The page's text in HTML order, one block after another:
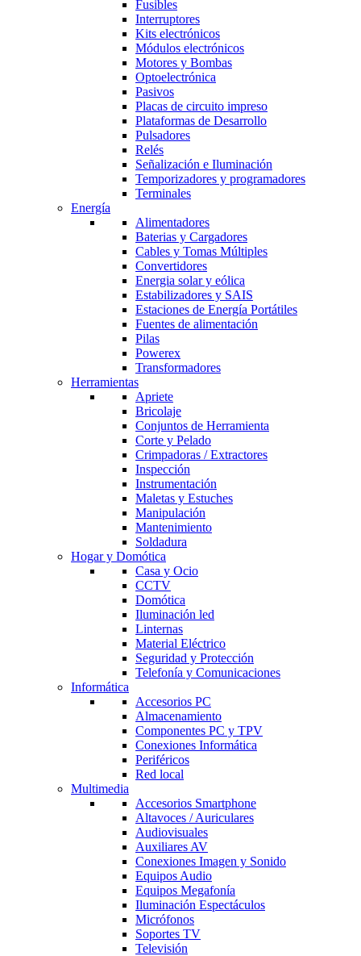
Fusibles
Interruptores
Kits electrónicos
Módulos electrónicos
Motores y Bombas
Optoelectrónica
Pasivos
Placas de circuito impreso
Plataformas de Desarrollo
Pulsadores
Relés
Señalización e Iluminación
Temporizadores y programadores
Terminales
Energía
Alimentadores
Baterias y Cargadores
Cables y Tomas Múltiples
Convertidores
Energia solar y eólica
Estabilizadores y SAIS
Estaciones de Energía Portátiles
Fuentes de alimentación
Pilas
Powerex
Transformadores
Herramientas
Apriete
Bricolaje
Conjuntos de Herramienta
Corte y Pelado
Crimpadoras / Extractores
Inspección
Instrumentación
Maletas y Estuches
Manipulación
Mantenimiento
Soldadura
Hogar y Domótica
Casa y Ocio
CCTV
Domótica
Iluminación led
Linternas
Material Eléctrico
Seguridad y Protección
Telefonía y Comunicaciones
Informática
Accesorios PC
Almacenamiento
Componentes PC y TPV
Conexiones Informática
Periféricos
Red local
Multimedia
Accesorios Smartphone
Altavoces / Auriculares
Audiovisuales
Auxiliares AV
Conexiones Imagen y Sonido
Equipos Audio
Equipos Megafonía
Iluminación Espectáculos
Micrófonos
Soportes TV
Televisión